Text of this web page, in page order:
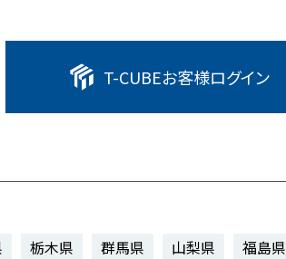
T-CUBEお客様ログイン
栃木県 群馬県 山梨県
福島県